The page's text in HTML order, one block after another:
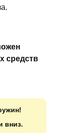
средств
вниз.